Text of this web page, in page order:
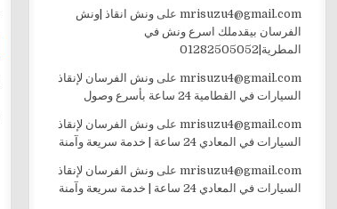
mrisuzu4@gmail.comعلى ونش انقاذ |ونش
الفرسان بيقدملك اسرع ونش في
المطرية|01282505052
mrisuzu4@gmail.comعلى ونش الفرسان لإنقاذ
السيارات في القطامية 24 ساعة بأسرع وصول
mrisuzu4@gmail.comعلى ونش الفرسان لإنقاذ
السيارات في المعادي 24 ساعة | خدمة سريعة وآمنة
mrisuzu4@gmail.comعلى ونش الفرسان لإنقاذ
السيارات في المعادي 24 ساعة | خدمة سريعة وآمنة